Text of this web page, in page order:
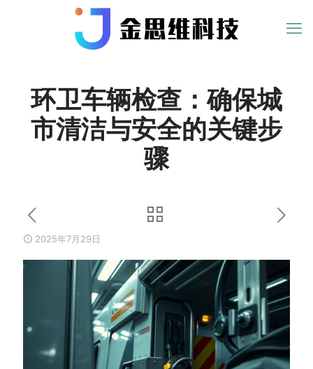
环卫车辆检查：确保城
市清洁与安全的关键步
骤
2025年7月29日